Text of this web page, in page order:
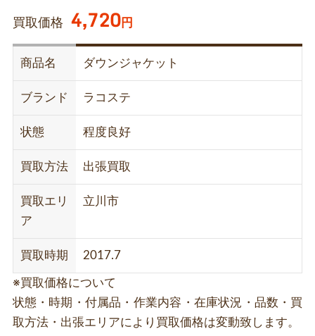
買取価格 4,720円
商品名 ダウンジャケット
ブランド ラコステ
状態 程度良好
買取方法 出張買取
買取エリ
ア
立川市
買取時期 2017.7
※買取価格について
状態・時期・付属品・作業内容・在庫状況・品数・買
取方法・出張エリアにより買取価格は変動致します。